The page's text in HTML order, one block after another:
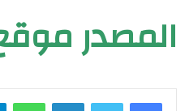
المصدر موقع
لينكدإن واتساب